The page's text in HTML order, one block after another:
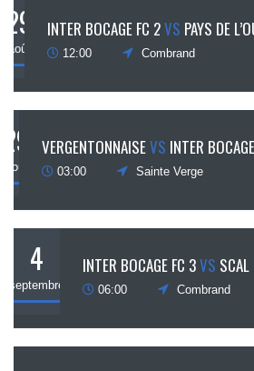
29
août
INTER BOCAGE FC 2VS PAYS DE
12:00 Combrand
29
août
VERGENTONNAISEVS INTER
03:00 Sainte Verge
4
septembre
INTER BOCAGE FC 3VS
06:00 Combrand